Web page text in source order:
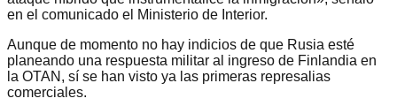
en el comunicado el Ministerio de Interior.
Aunque de momento no hay indicios de que Rusia esté
planeando una respuesta militar al ingreso de Finlandia en
la OTAN, sí se han visto ya las primeras represalias
comerciales.